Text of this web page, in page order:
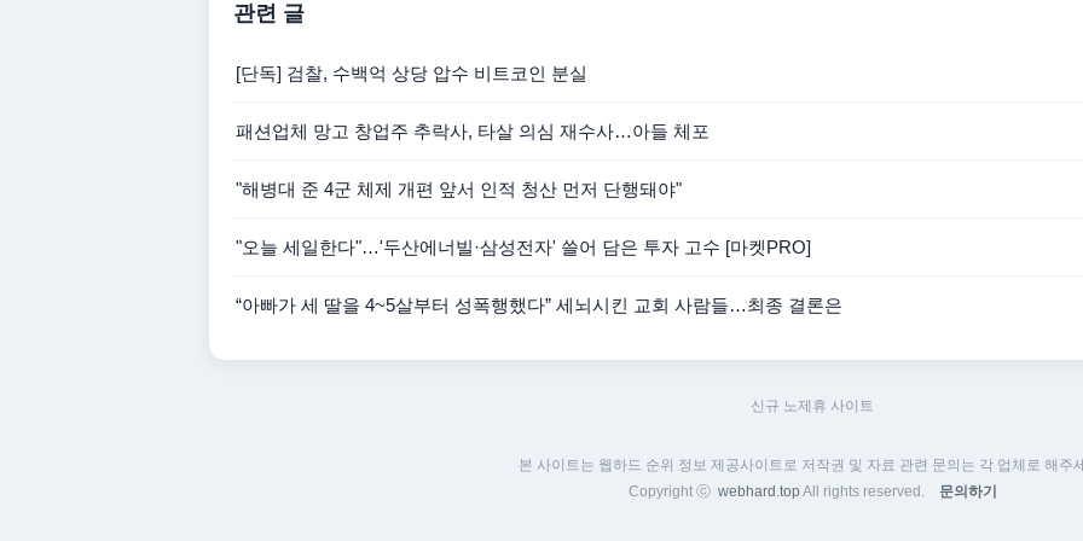
관련 글
[단독] 검찰, 수백억 상당 압수 비트코인 분실
패션업체 망고 창업주 추락사, 타살 의심 재수사…아들 체포
"해병대 준 4군 체제 개편 앞서 인적 청산 먼저 단행돼야"
"오늘 세일한다"…'두산에너빌·삼성전자' 쓸어 담은 투자 고수 [마켓PRO]
“아빠가 세 딸을 4~5살부터 성폭행했다” 세뇌시킨 교회 사람들…최종 결론은
신규 노제휴 사이트
본 사이트는 웹하드 순위 정보 제공사이트로 저작권 및 자료 관련 문의는 각 업체로 해주
Copyright ⓒ webhard.top All rights reserved. 문의하기